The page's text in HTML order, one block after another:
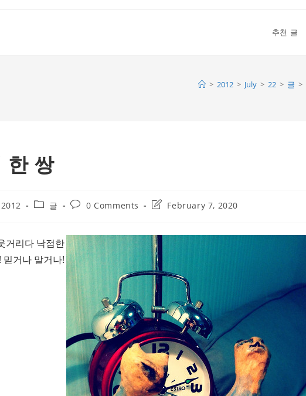
추천 글
> 2012 > July > 22 > 글 >
한 쌍
Post글
Post0 Comments
PostFebruary 7, 2020
거리다 낙점한
믿거나 말거나!